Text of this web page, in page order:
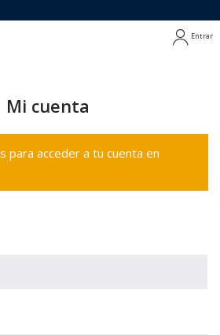
Entrar
Mi cuenta
para acceder a tu cuenta en